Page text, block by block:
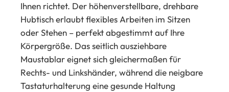
Ihnen richtet. Der höhenverstellbare, drehbare
Hubtisch erlaubt flexibles Arbeiten im Sitzen
oder Stehen – perfekt abgestimmt auf Ihre
Körpergröße. Das seitlich ausziehbare
Maustablar eignet sich gleichermaßen für
Rechts- und Linkshänder, während die neigbare
Tastaturhalterung eine gesunde Haltung